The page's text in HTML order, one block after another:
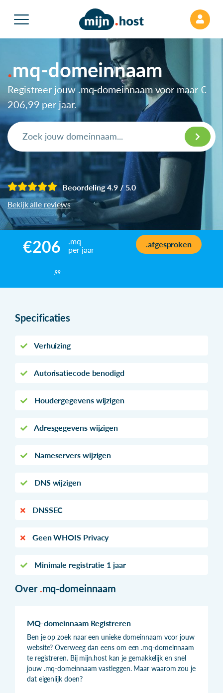
mq-domeinnaam
Registreer jouw .mq-domeinnaam voor maar €
206,99 per jaar.
Beoordeling 4.9 / 5.0
Bekijk alle reviews
€206
,99
.mq
per jaar
.afgesproken
Specificaties
Verhuizing
Autorisatiecode benodigd
Houdergegevens wijzigen
Adresgegevens wijzigen
Nameservers wijzigen
DNS wijzigen
DNSSEC
Geen WHOIS Privacy
Minimale registratie 1 jaar
Over .mq-domeinnaam
MQ-domeinnaam Registreren
Ben je op zoek naar een unieke domeinnaam voor jouw
website? Overweeg dan eens om een .mq-domeinnaam
te registreren. Bij mijn.host kan je gemakkelijk en snel
jouw .mq-domeinnaam vastleggen. Maar waarom zou je
dat eigenlijk doen?